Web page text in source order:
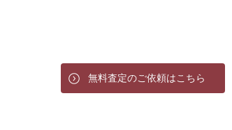
無料査定のご依頼はこちら